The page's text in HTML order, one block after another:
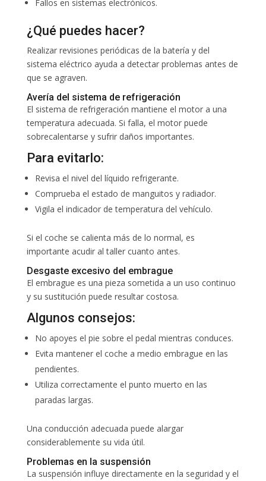
Fallos en sistemas electrónicos.
¿Qué puedes hacer?
Realizar revisiones periódicas de la batería y del
sistema eléctrico ayuda a detectar problemas antes de
que se agraven.
Avería del sistema de refrigeración
El sistema de refrigeración mantiene el motor a una
temperatura adecuada. Si falla, el motor puede
sobrecalentarse y sufrir daños importantes.
Para evitarlo:
Revisa el nivel del líquido refrigerante.
Comprueba el estado de manguitos y radiador.
Vigila el indicador de temperatura del vehículo.
Si el coche se calienta más de lo normal, es
importante acudir al taller cuanto antes.
Desgaste excesivo del embrague
El embrague es una pieza sometida a un uso continuo
y su sustitución puede resultar costosa.
Algunos consejos:
No apoyes el pie sobre el pedal mientras conduces.
Evita mantener el coche a medio embrague en las
pendientes.
Utiliza correctamente el punto muerto en las
paradas largas.
Una conducción adecuada puede alargar
considerablemente su vida útil.
Problemas en la suspensión
La suspensión influye directamente en la seguridad y el